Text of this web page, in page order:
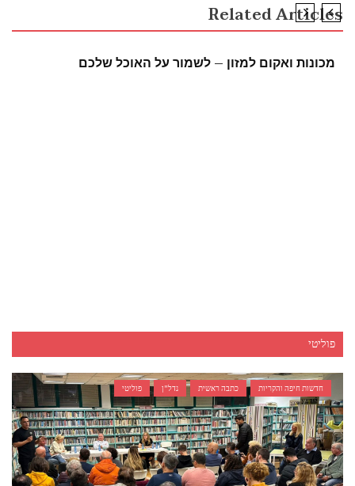
Related Articles
מכונות ואקום למזון – לשמור על האוכל שלכם
פוליטי
חדשות חיפה והקריות כתבה ראשית נדל"ן פוליטי